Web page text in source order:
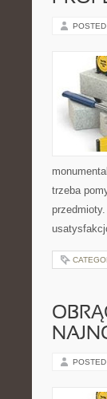
trzeba